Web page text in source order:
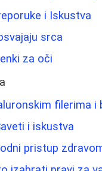
i Iskustva
srca
za oči
filerima i
i iskustva
pristup